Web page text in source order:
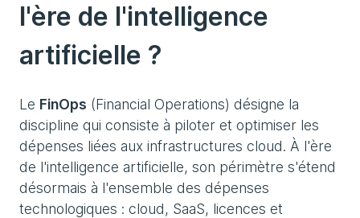
l'ère de l'intelligence
artificielle ?
Le FinOps (Financial Operations) désigne la
discipline qui consiste à piloter et optimiser les
dépenses liées aux infrastructures cloud. À l'ère
de l'intelligence artificielle, son périmètre s'étend
désormais à l'ensemble des dépenses
technologiques : cloud, SaaS, licences et